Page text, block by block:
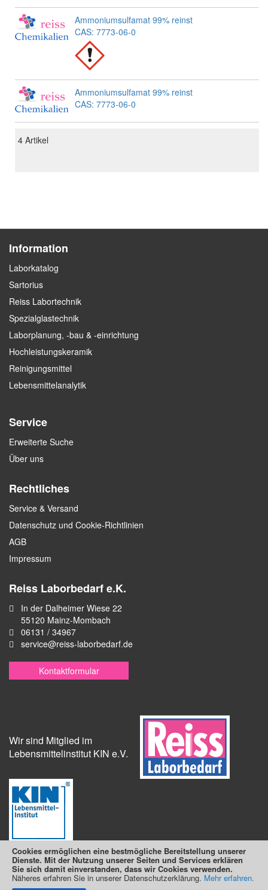
Cookies ermöglichen eine bestmögliche Bereitstellung unserer
Dienste. Mit der Nutzung unserer Seiten und Services erklären
Sie sich damit einverstanden, dass wir Cookies verwenden.
Näheres erfahren Sie in unserer Datenschutzerklärung. Mehr erfahren.
Ammoniumsulfamat 99% reinst
CAS: 7773-06-0
Ammoniumsulfamat 99% reinst
CAS: 7773-06-0
4 Artikel
Information
Laborkatalog
Sartorius
Reiss Labortechnik
Spezialglastechnik
Laborplanung, -bau & -einrichtung
Hochleistungskeramik
Reinigungsmittel
Lebensmittelanalytik
Service
Erweiterte Suche
Über uns
Rechtliches
Service & Versand
Datenschutz und Cookie-Richtlinien
AGB
Impressum
Reiss Laborbedarf e.K.
In der Dalheimer Wiese 22
55120 Mainz-Mombach
06131 / 34967
service@reiss-laborbedarf.de
Kontaktformular
Wir sind Mitglied im
Lebensmittelinstitut KIN e.V.
Suchmaschine unterstützt vonElasticSuite